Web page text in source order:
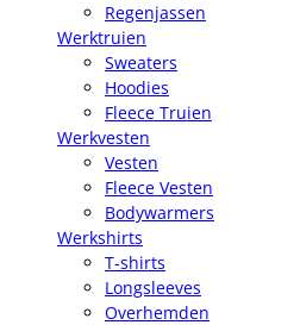
Regenjassen
Werktruien
Sweaters
Hoodies
Fleece Truien
Werkvesten
Vesten
Fleece Vesten
Bodywarmers
Werkshirts
T-shirts
Longsleeves
Overhemden